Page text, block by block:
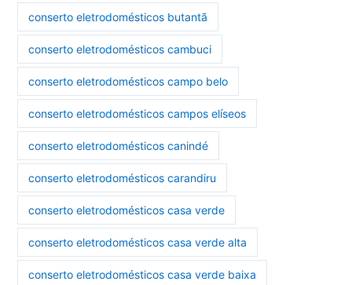
conserto eletrodomésticos butantã
conserto eletrodomésticos cambuci
conserto eletrodomésticos campo belo
conserto eletrodomésticos campos elíseos
conserto eletrodomésticos canindé
conserto eletrodomésticos carandiru
conserto eletrodomésticos casa verde
conserto eletrodomésticos casa verde alta
conserto eletrodomésticos casa verde baixa